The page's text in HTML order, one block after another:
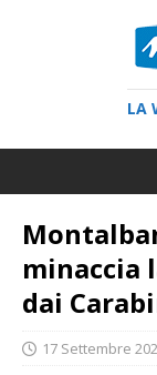
LA
minaccia
dai
17 Settembre